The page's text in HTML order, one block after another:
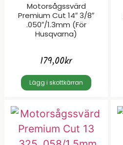
Motorsågssvärd
Premium Cut 14″ 3/8″
.050″/1.3mm (för
Husqvarna)
179,00kr
Lägg i skottkärran